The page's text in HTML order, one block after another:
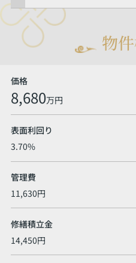
物
価格
8,680万円
表面利回り
3.70%
管理費
11,630円
修繕積立金
14,450円